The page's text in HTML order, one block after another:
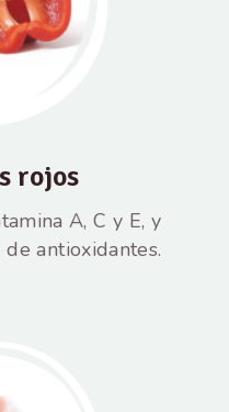
rojos
A, C y E, y
antioxidantes.